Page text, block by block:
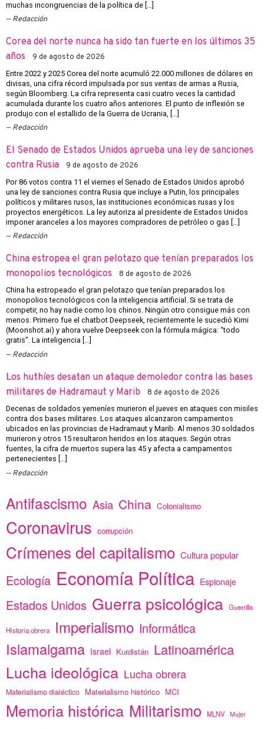
muchas incongruencias de la política de […]
Redacción
Corea del norte nunca ha sido tan fuerte en los últimos 35
años
9 de agosto de 2026
Entre 2022 y 2025 Corea del norte acumuló 22.000 millones de dólares en
divisas, una cifra récord impulsada por sus ventas de armas a Rusia,
según Bloomberg. La cifra representa casi cuatro veces la cantidad
acumulada durante los cuatro años anteriores. El punto de inflexión se
produjo con el estallido de la Guerra de Ucrania, […]
Redacción
El Senado de Estados Unidos aprueba una ley de sanciones
contra Rusia
9 de agosto de 2026
Por 86 votos contra 11 el viernes el Senado de Estados Unidos aprobó
una ley de sanciones contra Rusia que incluye a Putin, los principales
políticos y militares rusos, las instituciones económicas rusas y los
proyectos energéticos. La ley autoriza al presidente de Estados Unidos
imponer aranceles a los mayores compradores de petróleo o gas […]
Redacción
China estropea el gran pelotazo que tenían preparados los
monopolios tecnológicos
8 de agosto de 2026
China ha estropeado el gran pelotazo que tenían preparados los
monopolios tecnológicos con la inteligencia artificial. Si se trata de
competir, no hay nadie como los chinos. Ningún otro consigue más con
menos. Primero fue el chatbot Deepseek, recientemente le sucedió Kimi
(Moonshot.ai) y ahora vuelve Deepseek con la fórmula mágica: “todo
gratis”. La inteligencia […]
Redacción
Los huthíes desatan un ataque demoledor contra las bases
militares de Hadramaut y Marib
8 de agosto de 2026
Decenas de soldados yemeníes murieron el jueves en ataques con misiles
contra dos bases militares. Los ataques alcanzaron campamentos
ubicados en las provincias de Hadramaut y Marib. Al menos 30 soldados
murieron y otros 15 resultaron heridos en los ataques. Según otras
fuentes, la cifra de muertos supera las 45 y afecta a campamentos
pertenecientes […]
Redacción
Antifascismo Asia China Colonialismo
Coronavirus corrupción
Crímenes del capitalismo Cultura popular
Ecología Economía Política Espionaje
Estados Unidos Guerra psicológica Guerrilla
Historia obrera Imperialismo Informática
Islamalgama Israel Kurdistán Latinoamérica
Lucha ideológica Lucha obrera
Materialismo dialéctico Materialismo histórico MCI
Memoria histórica Militarismo MLNV Mujer